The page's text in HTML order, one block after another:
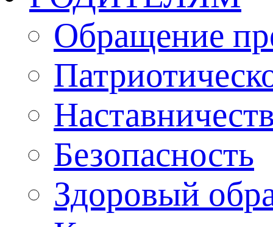
Обращение
Безопасность
Здоровый